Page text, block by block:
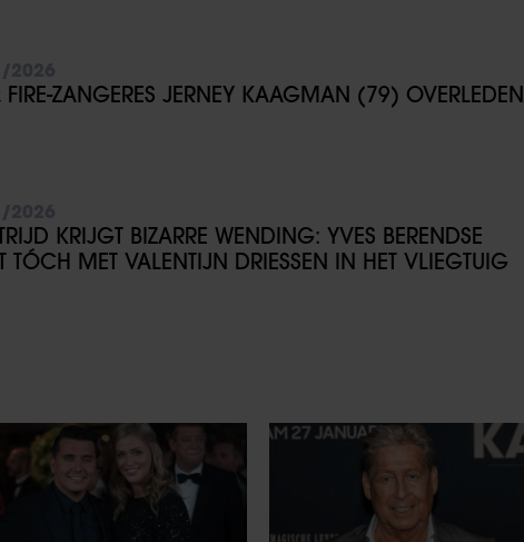
FIRE-ZANGERES JERNEY KAAGMAN (79) OVERLEDEN
KRIJGT BIZARRE WENDING: YVES BERENDSE
TÓCH MET VALENTIJN DRIESSEN IN HET VLIEGTUIG